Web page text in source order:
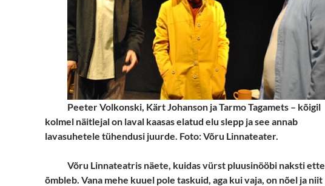
Peeter Volkonski, Kärt Johanson ja Tarmo Tagamets – kõigil
kolmel näitlejal on laval kaasas elatud elu slepp ja see annab
lavasuhetele tühendusi juurde. Foto: Võru Linnateater.
Võru Linnateatris näete, kuidas vürst pluusinööbi naksti ette
õmbleb. Vana mehe kuuel pole taskuid, aga kui vaja, on nõel ja niit